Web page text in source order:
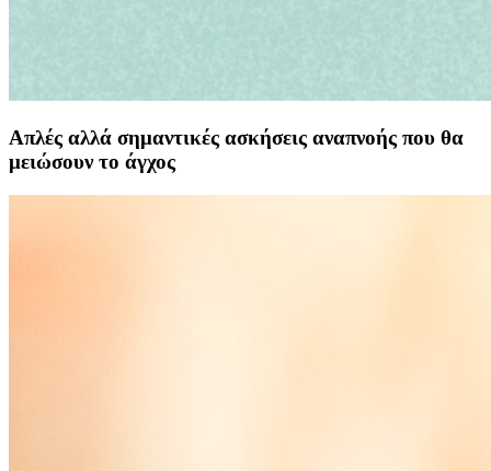
Απλές αλλά σημαντικές ασκήσεις αναπνοής που θα
μειώσουν το άγχος